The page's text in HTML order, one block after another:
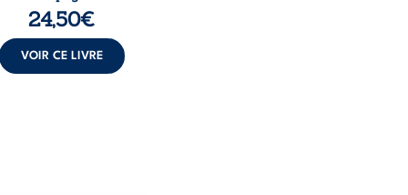
24,50€
VOIR CE LIVRE